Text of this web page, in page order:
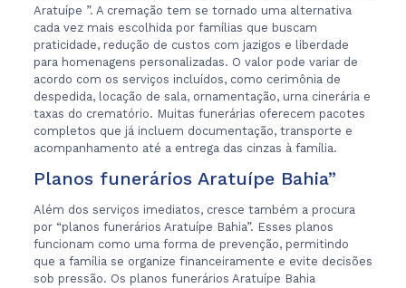
Aratuípe ”. A cremação tem se tornado uma alternativa
cada vez mais escolhida por famílias que buscam
praticidade, redução de custos com jazigos e liberdade
para homenagens personalizadas. O valor pode variar de
acordo com os serviços incluídos, como cerimônia de
despedida, locação de sala, ornamentação, urna cinerária e
taxas do crematório. Muitas funerárias oferecem pacotes
completos que já incluem documentação, transporte e
acompanhamento até a entrega das cinzas à família.
Planos funerários Aratuípe Bahia”
Além dos serviços imediatos, cresce também a procura
por “planos funerários Aratuípe Bahia”. Esses planos
funcionam como uma forma de prevenção, permitindo
que a família se organize financeiramente e evite decisões
sob pressão. Os planos funerários Aratuípe Bahia